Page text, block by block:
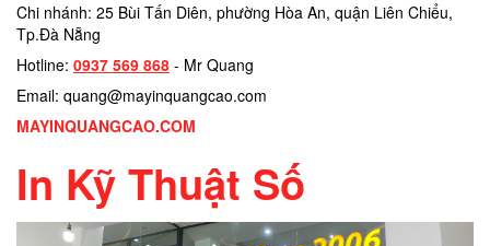
Chi nhánh: 25 Bùi Tấn Diên, phường Hòa An, quận Liên Chiểu,
Tp.Đà Nẵng
Hotline: 0937 569 868 - Mr Quang
Email: quang@mayinquangcao.com
MAYINQUANGCAO.COM
In Kỹ Thuật Số